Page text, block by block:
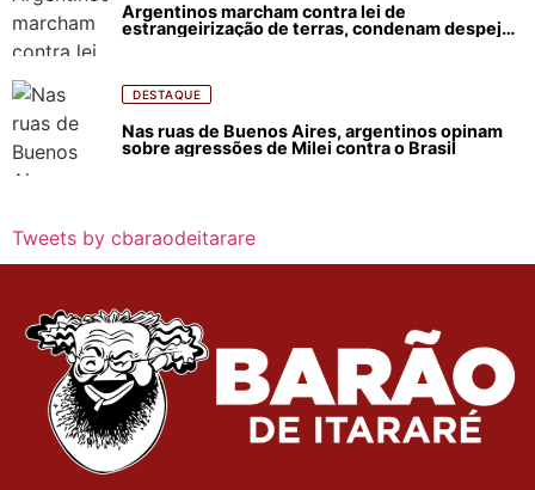
Argentinos marcham contra lei de
estrangeirização de terras, condenam despejos
DESTAQUE
Nas ruas de Buenos Aires, argentinos opinam
sobre agressões de Milei contra o Brasil
Tweets by cbaraodeitarare